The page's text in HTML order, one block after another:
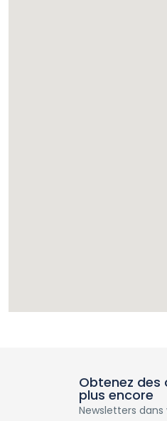
Obtenez des
plus encore
Newsletters